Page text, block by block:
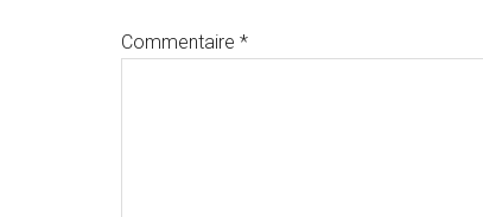
Commentaire *